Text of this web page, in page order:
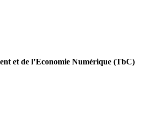
et de l’Economie Numérique (TbC)